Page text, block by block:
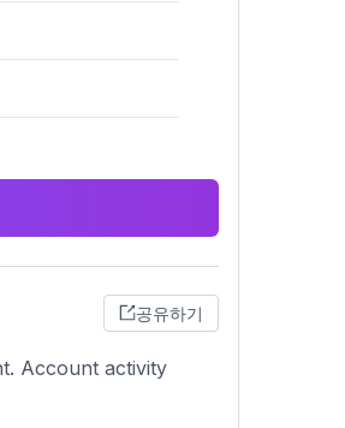
공유하기
Account activity